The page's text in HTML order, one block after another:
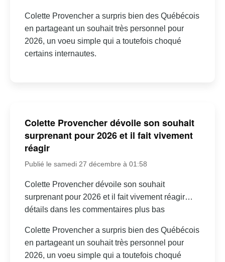
Colette Provencher a surpris bien des Québécois
en partageant un souhait très personnel pour
2026, un voeu simple qui a toutefois choqué
certains internautes.
Colette Provencher dévoile son souhait
surprenant pour 2026 et il fait vivement
réagir
Publié le samedi 27 décembre à 01:58
Colette Provencher dévoile son souhait
surprenant pour 2026 et il fait vivement réagir…
détails dans les commentaires plus bas
Colette Provencher a surpris bien des Québécois
en partageant un souhait très personnel pour
2026, un voeu simple qui a toutefois choqué